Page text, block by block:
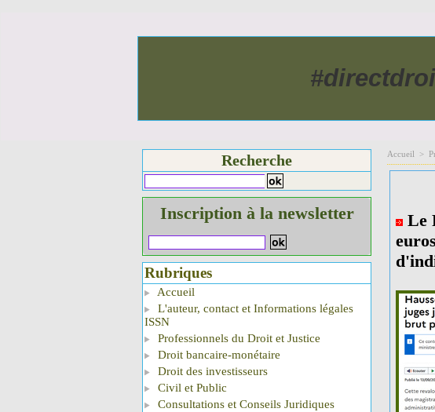
Recherche
Inscription à la newsletter
Rubriques
Accueil
L'auteur, contact et Informations légales
ISSN
Professionnels du Droit et Justice
Droit bancaire-monétaire
Droit des investisseurs
Civil et Public
Consultations et Conseils Juridiques
Accueil >
Le